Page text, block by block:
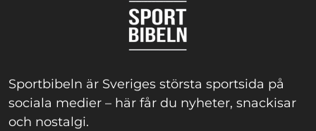
Sportbibeln är Sveriges största sportsida på
sociala medier – här får du nyheter, snackisar
och nostalgi.